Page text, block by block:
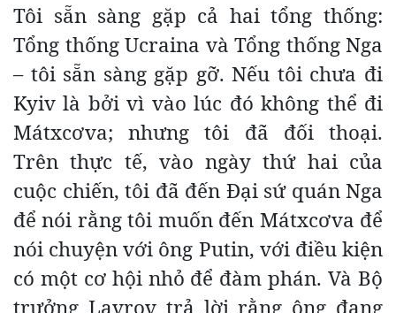
Tôi sẵn sàng gặp cả hai tổng thống:
Tổng thống Ucraina và Tổng thống Nga
– tôi sẵn sàng gặp gỡ. Nếu tôi chưa đi
Kyiv là bởi vì vào lúc đó không thể đi
Mátxcơva; nhưng tôi đã đối thoại.
Trên thực tế, vào ngày thứ hai của
cuộc chiến, tôi đã đến Đại sứ quán Nga
để nói rằng tôi muốn đến Mátxcơva để
nói chuyện với ông Putin, với điều kiện
có một cơ hội nhỏ để đàm phán. Và Bộ
trưởng Lavrov trả lời rằng ông đang